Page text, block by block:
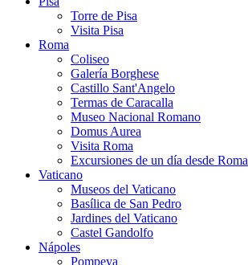
Torre de Pisa
Visita Pisa
Roma
Coliseo
Galería Borghese
Castillo Sant'Angelo
Termas de Caracalla
Museo Nacional Romano
Domus Aurea
Visita Roma
Excursiones de un día desde Roma
Vaticano
Museos del Vaticano
Basílica de San Pedro
Jardines del Vaticano
Castel Gandolfo
Nápoles
Pompeya